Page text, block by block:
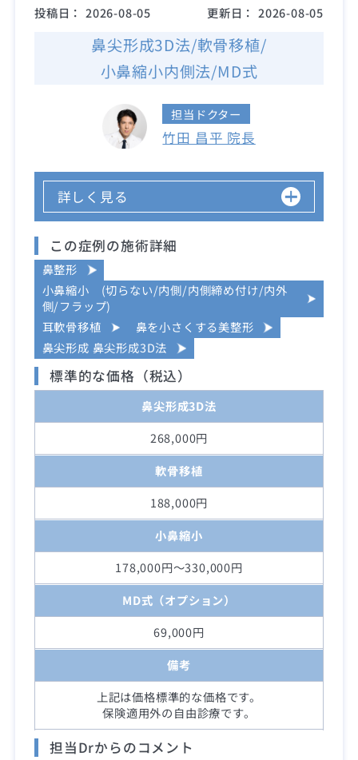
投稿日： 2026-08-05 更新日： 2026-08-05
鼻尖形成3D法/軟骨移植/
小鼻縮小内側法/MD式
担当ドクター
竹田 昌平 院長
詳しく見る
この症例の施術詳細
鼻整形
小鼻縮小 (切らない/内側/内側締め付け/内外
側/フラップ)
耳軟骨移植
鼻を小さくする美整形
鼻尖形成 鼻尖形成3D法
標準的な価格（税込）
鼻尖形成3D法
268,000円
軟骨移植
188,000円
小鼻縮小
178,000円～330,000円
MD式（オプション）
69,000円
備考
上記は価格標準的な価格です。
保険適用外の自由診療です。
担当Drからのコメント